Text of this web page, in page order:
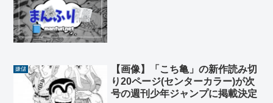
嫌儲
【画像】「こち亀」の新作読み切
り20ページ(センターカラー)が次
号の週刊少年ジャンプに掲載決定